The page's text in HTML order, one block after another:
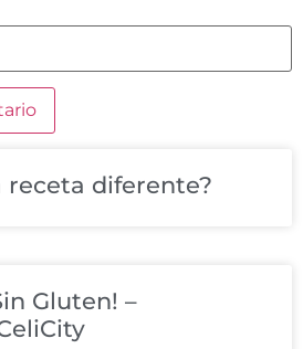
receta diferente?
Gluten! –